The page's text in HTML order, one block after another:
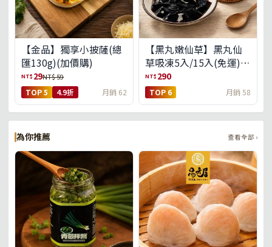
【金品】獨享小披薩(總
匯130g)(加價購)
NT$ 29NT$ 59
TOP 5 4.9折 月銷 62
【黑丸嫩仙草】黑丸仙
草吸凍5入/15入(免運)
(預購中8/14出貨)
NT$ 290
TOP 6 月銷 58
為你推薦 查看全部 ›